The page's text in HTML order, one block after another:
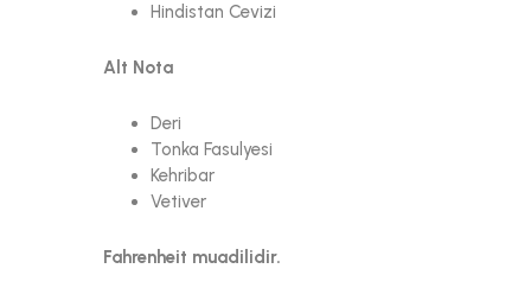
Hindistan Cevizi
Alt Nota
Deri
Tonka Fasulyesi
Kehribar
Vetiver
Fahrenheit muadilidir.